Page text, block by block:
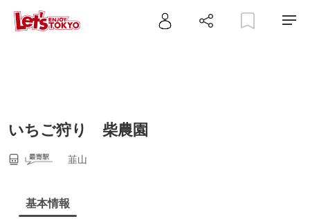
いちご狩り 柴農園
韮山
基本情報